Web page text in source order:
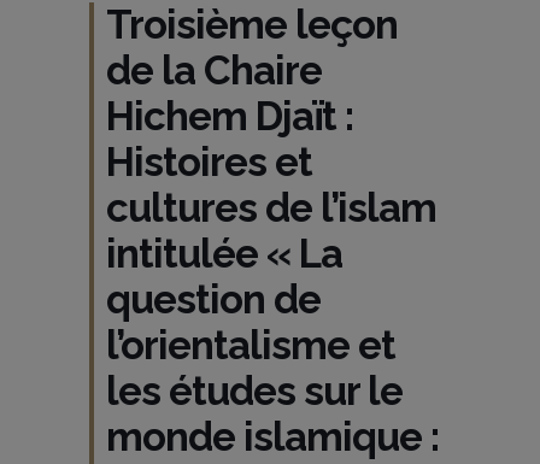
Troisième leçon
de la Chaire
Hichem Djaït :
Histoires et
cultures de l’islam
intitulée « La
question de
l’orientalisme et
les études sur le
monde islamique :